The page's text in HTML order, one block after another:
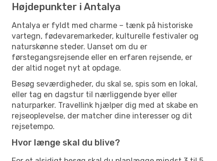
Højdepunkter i Antalya
Antalya er fyldt med charme – tænk på historiske
vartegn, fødevaremarkeder, kulturelle festivaler og
naturskønne steder. Uanset om du er
førstegangsrejsende eller en erfaren rejsende, er
der altid noget nyt at opdage.
Besøg seværdigheder, du skal se, spis som en lokal,
eller tag en dagstur til nærliggende byer eller
naturparker. Travellink hjælper dig med at skabe en
rejseoplevelse, der matcher dine interesser og dit
rejsetempo.
Hvor længe skal du blive?